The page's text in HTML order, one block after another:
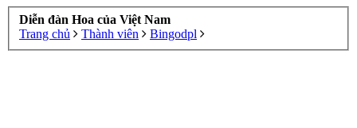
Diễn đàn Hoa của Việt Nam
Trang chủ
Thành viên Bingodpl